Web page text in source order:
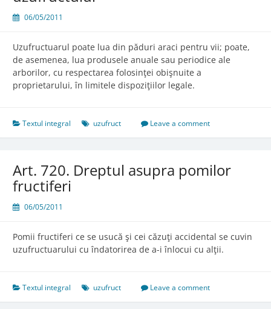
06/05/2011
Uzufructuarul poate lua din păduri araci pentru vii; poate,
de asemenea, lua produsele anuale sau periodice ale
arborilor, cu respectarea folosinţei obişnuite a
proprietarului, în limitele dispoziţiilor legale.
Textul integral uzufruct Leave a comment
Art. 720. Dreptul asupra pomilor
fructiferi
06/05/2011
Pomii fructiferi ce se usucă şi cei căzuţi accidental se cuvin
uzufructuarului cu îndatorirea de a-i înlocui cu alţii.
Textul integral uzufruct Leave a comment